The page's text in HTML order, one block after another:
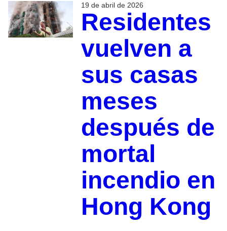
19 de abril de 2026
Residentes
vuelven a
sus casas
meses
después de
mortal
incendio en
Hong Kong